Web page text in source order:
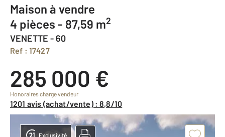
Maison à vendre
4 pièces - 87,59 m2
VENETTE - 60
Ref : 17427
285 000 €
Honoraires charge vendeur
1201 avis (achat/vente) : 8,8/10
Exclusivité